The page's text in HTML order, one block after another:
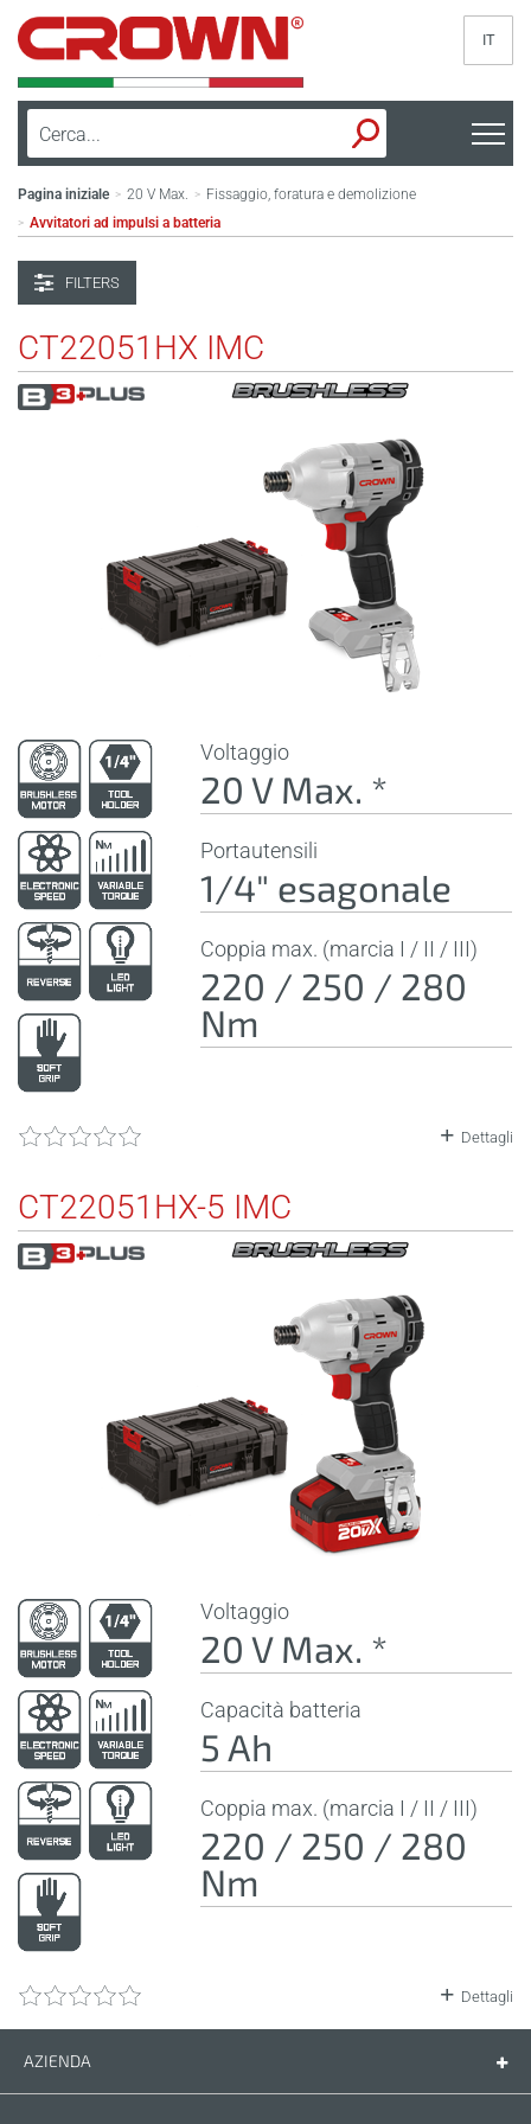
IT
Pagina iniziale > 20 V Max. > Fissaggio, foratura e demolizione
> Avvitatori ad impulsi a batteria
FILTERS
CT22051HX IMC
Voltaggio
20 V Max. *
Portautensili
1/4" esagonale
Coppia max. (marcia I / II / III)
220 / 250 / 280
Nm
Dettagli
CT22051HX-5 IMC
Voltaggio
20 V Max. *
Capacità batteria
5 Ah
Coppia max. (marcia I / II / III)
220 / 250 / 280
Nm
Dettagli
AZIENDA